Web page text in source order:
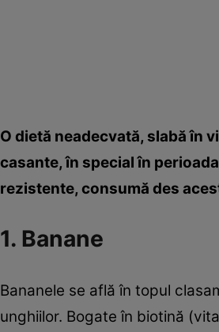
O dietă neadecvată, slabă în
casante, în special în
rezistente, consumă des
1. Banane
Bananele se află în topul
unghiilor. Bogate în biotină